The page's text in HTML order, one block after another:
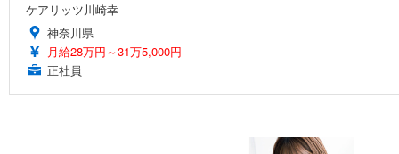
ケアリッツ川崎幸
神奈川県
月給28万円～31万5,000円
正社員